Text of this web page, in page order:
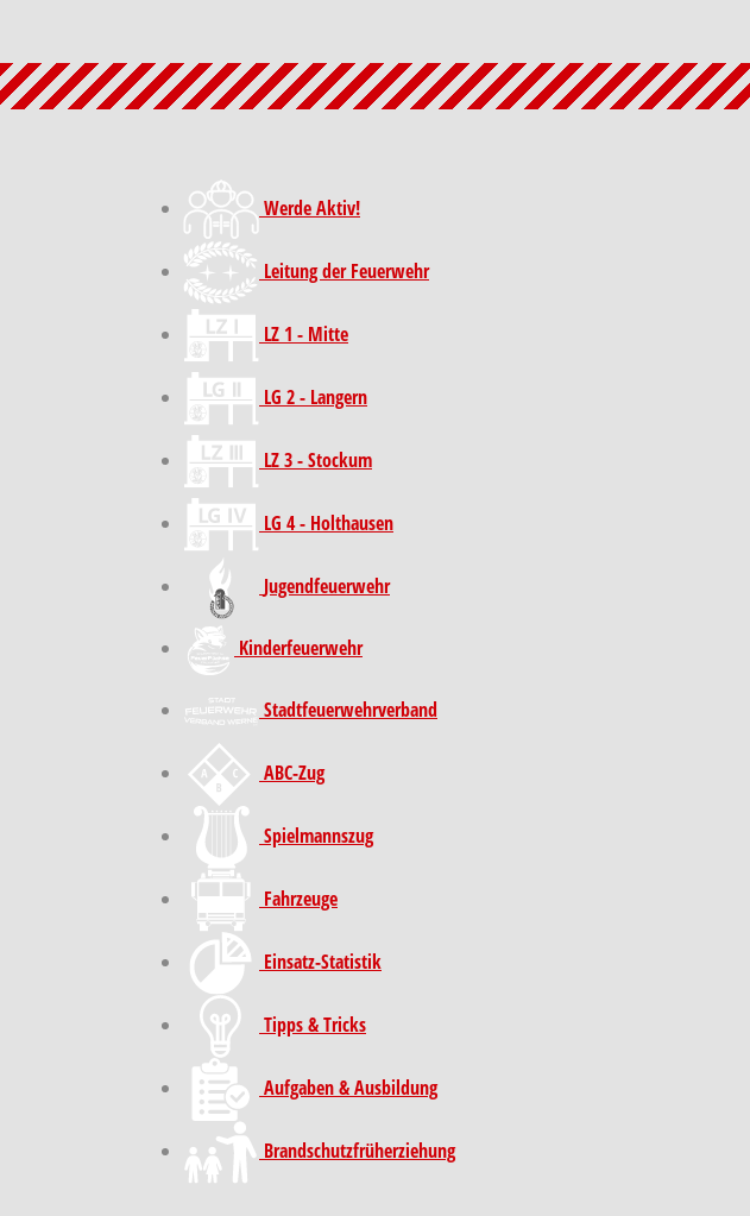
Werde Aktiv!
Leitung der Feuerwehr
LZ 1 - Mitte
LG 2 - Langern
LZ 3 - Stockum
LG 4 - Holthausen
Jugendfeuerwehr
Kinder­feuer­wehr
Stadt­feuer­wehr­verband
ABC-Zug
Spielmannszug
Fahrzeuge
Einsatz-Statistik
Tipps & Tricks
Aufgaben & Ausbildung
Brand­schutz­früh­erziehung